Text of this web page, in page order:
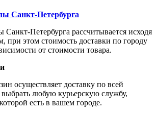
Санкт-Петербурга
Санкт-Петербурга рассчитывается исходя
при этом стоимость доставки по городу
от стоимости товара.
осуществляет доставку по всей
любую курьерскую службу,
есть в вашем городе.